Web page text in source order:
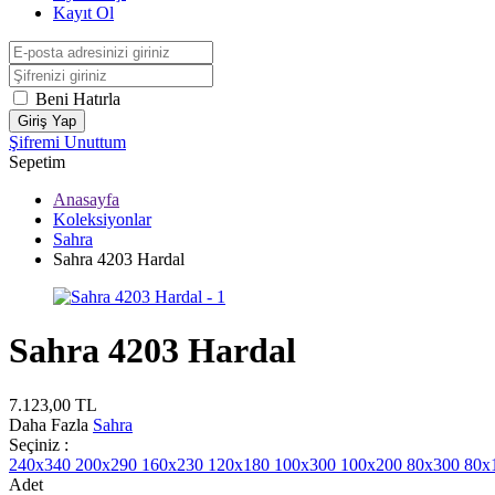
Kayıt Ol
Beni Hatırla
Giriş Yap
Şifremi Unuttum
Sepetim
Anasayfa
Koleksiyonlar
Sahra
Sahra 4203 Hardal
Sahra 4203 Hardal
7.123,00 TL
Daha Fazla Sahra
Seçiniz :
240x340 200x290 160x230 120x180 100x300 100x200 80x300
Adet